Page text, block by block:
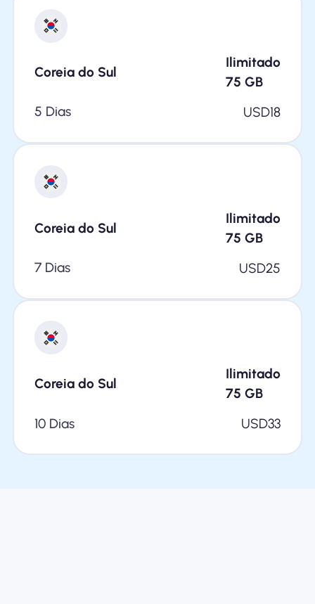
Coreia do Sul
Ilimitado
75 GB
5 Dias
USD18
Coreia do Sul
Ilimitado
75 GB
7 Dias
USD25
Coreia do Sul
Ilimitado
75 GB
10 Dias
USD33